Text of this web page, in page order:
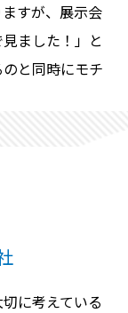
すが、展示会
ました！」と
と同時にモチ
に考えている